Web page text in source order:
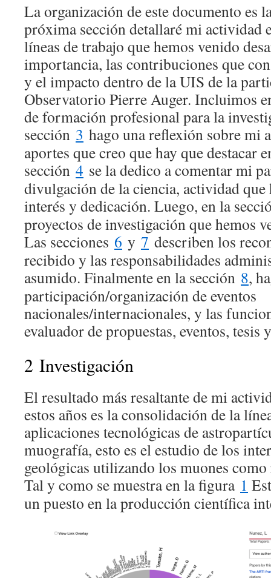
La organización de este documento es
próxima sección detallaré mi actividad
líneas de trabajo que hemos venido
importancia, las contribuciones que
y el impacto dentro de la UIS de la
Observatorio Pierre Auger. Incluimos
de formación profesional para la
sección 3 hago una reflexión sobre mi
aportes que creo que hay que destacar
sección 4 se la dedico a comentar mi
divulgación de la ciencia, actividad que
interés y dedicación. Luego, en la
proyectos de investigación que hemos
Las secciones 6 y 7 describen los
recibido y las responsabilidades
asumido. Finalmente en la sección 8,
participación/organización de eventos
nacionales/internacionales, y las
evaluador de propuestas, eventos, tesis
2 Investigación
El resultado más resaltante de mi
estos años es la consolidación de la
aplicaciones tecnológicas de
muografía, esto es el estudio de los
geológicas utilizando los muones
Tal y como se muestra en la figura 1
un puesto en la producción científica